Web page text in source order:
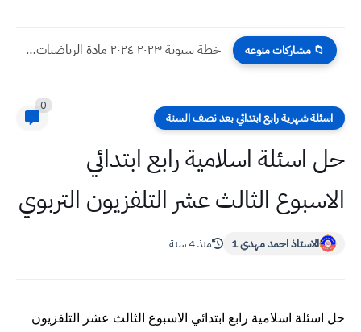
📁 مشاركات منوعه خطة سنوية ٢٠٢٣ ٢٠٢٤ مادة الرياضيات للصف الرابع الابتدائي
اسئلة شهرية رابع ابتدائي بعد نصف السنة
0
حل اسئلة اسلامية رابع ابتدائي
الاسبوع الثالث عشر التلفزيون التربوي
الاستاذ احمد مهدي 1 منذ 4 سنة
حل اسئلة اسلامية رابع ابتدائي الاسبوع الثالث عشر التلفزيون